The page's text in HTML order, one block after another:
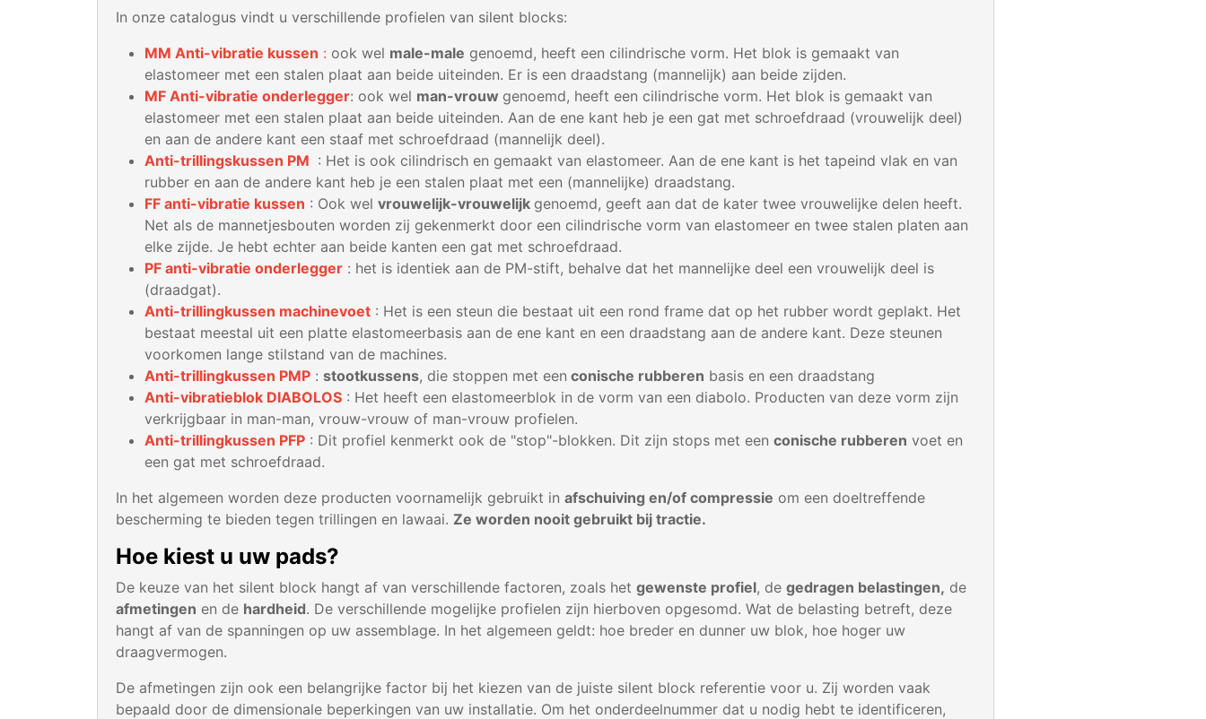
In onze catalogus vindt u verschillende profielen van silent blocks:
MM Anti-vibratie kussen : ook wel male-male genoemd, heeft een cilindrische vorm. Het blok is gemaakt van
elastomeer met een stalen plaat aan beide uiteinden. Er is een draadstang (mannelijk) aan beide zijden.
MF Anti-vibratie onderlegger: ook wel man-vrouw genoemd, heeft een cilindrische vorm. Het blok is gemaakt van
elastomeer met een stalen plaat aan beide uiteinden. Aan de ene kant heb je een gat met schroefdraad (vrouwelijk deel)
en aan de andere kant een staaf met schroefdraad (mannelijk deel).
Anti-trillingskussen PM : Het is ook cilindrisch en gemaakt van elastomeer. Aan de ene kant is het tapeind vlak en van
rubber en aan de andere kant heb je een stalen plaat met een (mannelijke) draadstang.
FF anti-vibratie kussen : Ook wel vrouwelijk-vrouwelijk genoemd, geeft aan dat de kater twee vrouwelijke delen heeft.
Net als de mannetjesbouten worden zij gekenmerkt door een cilindrische vorm van elastomeer en twee stalen platen aan
elke zijde. Je hebt echter aan beide kanten een gat met schroefdraad.
PF anti-vibratie onderlegger : het is identiek aan de PM-stift, behalve dat het mannelijke deel een vrouwelijk deel is
(draadgat).
Anti-trillingkussen machinevoet : Het is een steun die bestaat uit een rond frame dat op het rubber wordt geplakt. Het
bestaat meestal uit een platte elastomeerbasis aan de ene kant en een draadstang aan de andere kant. Deze steunen
voorkomen lange stilstand van de machines.
Anti-trillingkussen PMP : stootkussens, die stoppen met een conische rubberen basis en een draadstang
Anti-vibratieblok DIABOLOS : Het heeft een elastomeerblok in de vorm van een diabolo. Producten van deze vorm zijn
verkrijgbaar in man-man, vrouw-vrouw of man-vrouw profielen.
Anti-trillingkussen PFP : Dit profiel kenmerkt ook de "stop"-blokken. Dit zijn stops met een conische rubberen voet en
een gat met schroefdraad.
In het algemeen worden deze producten voornamelijk gebruikt in afschuiving en/of compressie om een doeltreffende
bescherming te bieden tegen trillingen en lawaai. Ze worden nooit gebruikt bij tractie.
Hoe kiest u uw pads?
De keuze van het silent block hangt af van verschillende factoren, zoals het gewenste profiel, de gedragen belastingen, de
afmetingen en de hardheid. De verschillende mogelijke profielen zijn hierboven opgesomd. Wat de belasting betreft, deze
hangt af van de spanningen op uw assemblage. In het algemeen geldt: hoe breder en dunner uw blok, hoe hoger uw
draagvermogen.
De afmetingen zijn ook een belangrijke factor bij het kiezen van de juiste silent block referentie voor u. Zij worden vaak
bepaald door de dimensionale beperkingen van uw installatie. Om het onderdeelnummer dat u nodig hebt te identificeren,